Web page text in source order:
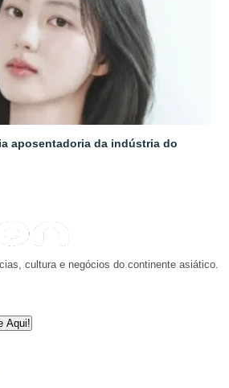
aposentadoria da indústria do
cultura e negócios do continente asiático.
Aqui!